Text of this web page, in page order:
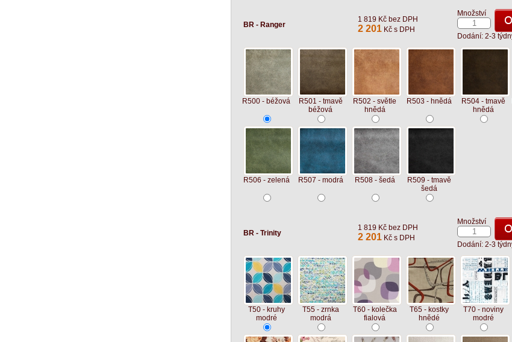
BR - Ranger
1 819 Kč bez DPH
2 201 Kč s DPH
Množství
Dodání: 2-3
R500 - béžová
R501 - tmavě
béžová
R502 - světle
hnědá
R503 - hnědá
R504 - tmavě
hnědá
R506 - zelená R507 - modrá R508 - šedá
R509 - tmavě
šedá
BR - Trinity
1 819 Kč bez DPH
2 201 Kč s DPH
Množství
Dodání: 2-3
T50 - kruhy
modré
T55 - zrnka
modrá
T60 - kolečka
fialová
T65 - kostky
hnědé
T70 - noviny
modré